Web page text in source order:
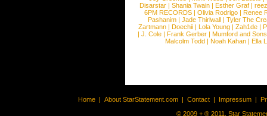
Disarstar | Shania Twain | Esther Graf |
6PM RECORDS | Olivia Rodrigo | Renee
Pashanim |Jade Thirlwall |Tyler The
Zartmann | Doechii | Lola Young | Zah1de |
| J. Cole | Frank Gerber | Mumford and Sons
Malcolm Todd | Noah Kahan | Ella
Home | About StarStatement.com | Contact | Impressum |
© 2009 + ® 2011, Star